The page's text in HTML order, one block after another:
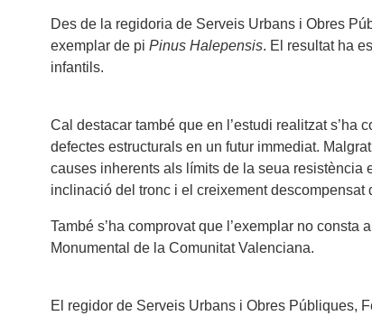
Des de la regidoria de Serveis Urbans i Obres
exemplar de pi Pinus Halepensis. El resultat ha
infantils.
Cal destacar també que en l’estudi realitzat
defectes estructurals en un futur immediat.
causes inherents als límits de la seua resistència
inclinació del tronc i el creixement
També s’ha comprovat que l’exemplar no
Monumental de la Comunitat Valenciana.
El regidor de Serveis Urbans i Obres Públiques,